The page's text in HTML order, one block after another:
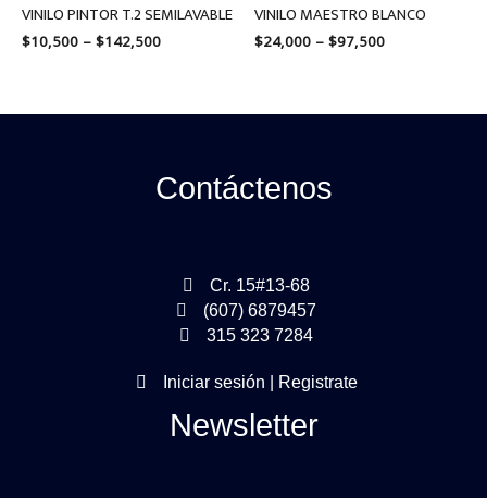
VINILO PINTOR T.2 SEMILAVABLE
$10,500 – $142,500
$142,500
VINILO MAESTRO BLANCO
$24,000 – $97,500
$97,500
Contáctenos
Cr. 15#13-68
(607) 6879457
315 323 7284
Iniciar sesión | Registrate
Newsletter